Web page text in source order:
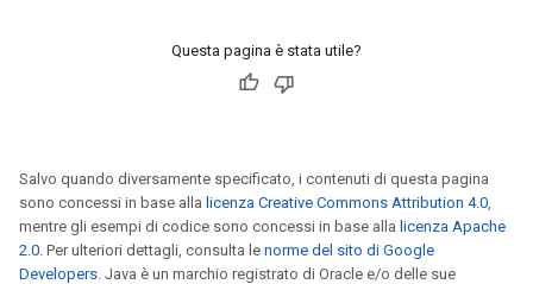
Questa pagina è stata utile?
Salvo quando diversamente specificato, i contenuti di questa pagina
sono concessi in base alla licenza Creative Commons Attribution 4.0,
mentre gli esempi di codice sono concessi in base alla licenza Apache
2.0. Per ulteriori dettagli, consulta le norme del sito di Google
Developers. Java è un marchio registrato di Oracle e/o delle sue